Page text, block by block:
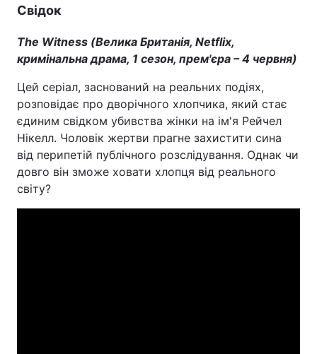
Свідок
The Witness (Велика Британія, Netflix,
кримінальна драма, 1 сезон, прем'єра – 4 червня)
Цей серіал, заснований на реальних подіях,
розповідає про дворічного хлопчика, який стає
єдиним свідком убивства жінки на ім'я Рейчел
Нікелл. Чоловік жертви прагне захистити сина
від перипетій публічного розслідування. Однак чи
довго він зможе ховати хлопця від реального
світу?